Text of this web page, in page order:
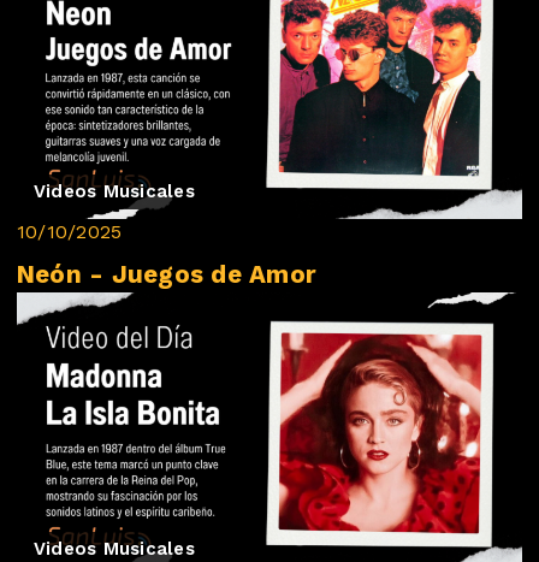
Videos Musicales
10/10/2025
Neón - Juegos de Amor
Videos Musicales